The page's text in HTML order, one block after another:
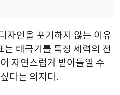
자인을 포기하지 않는 이유
는 태극기를 특정 세력의 전
자연스럽게 받아들일 수
다는 의지다.